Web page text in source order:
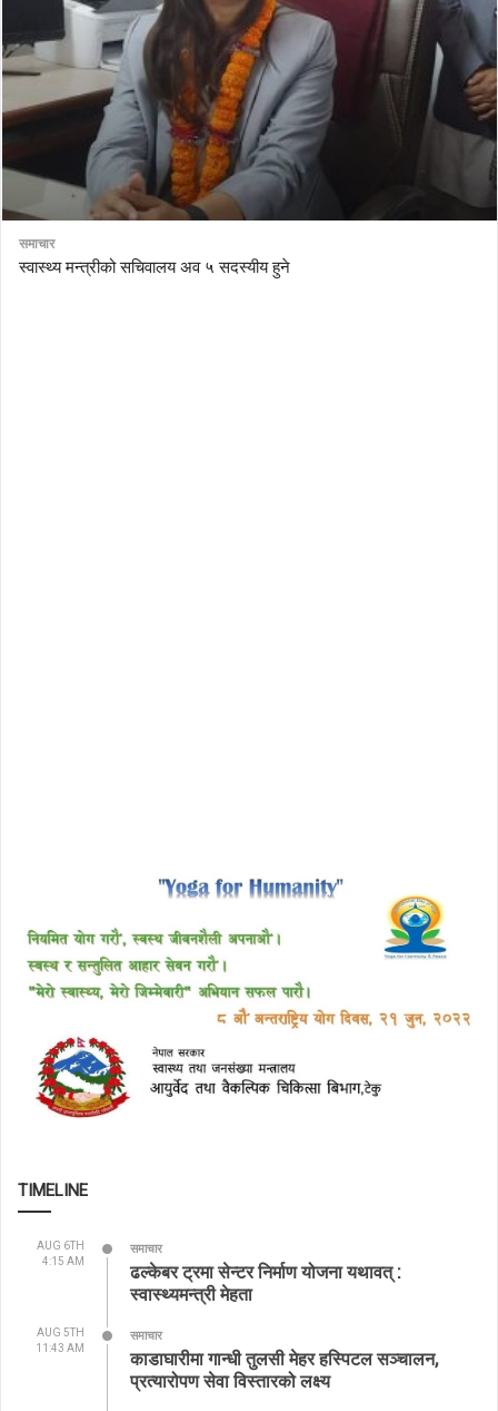
समाचार
स्वास्थ्य मन्त्रीको सचिवालय अव ५ सदस्यीय हुने
TIMELINE
AUG 6TH
4:15 AM
समाचार
ढल्केबर ट्रमा सेन्टर निर्माण योजना यथावत् :
स्वास्थ्यमन्त्री मेहता
AUG 5TH
11:43 AM
समाचार
काडाघारीमा गान्धी तुलसी मेहर हस्पिटल सञ्चालन,
प्रत्यारोपण सेवा विस्तारको लक्ष्य